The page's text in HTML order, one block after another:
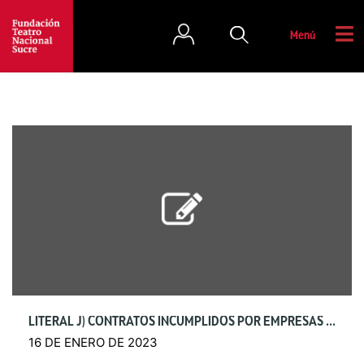
Menú
LITERAL J) CONTRATOS INCUMPLIDOS POR EMPRESAS Y PERSONAS
16 DE ENERO DE 2023